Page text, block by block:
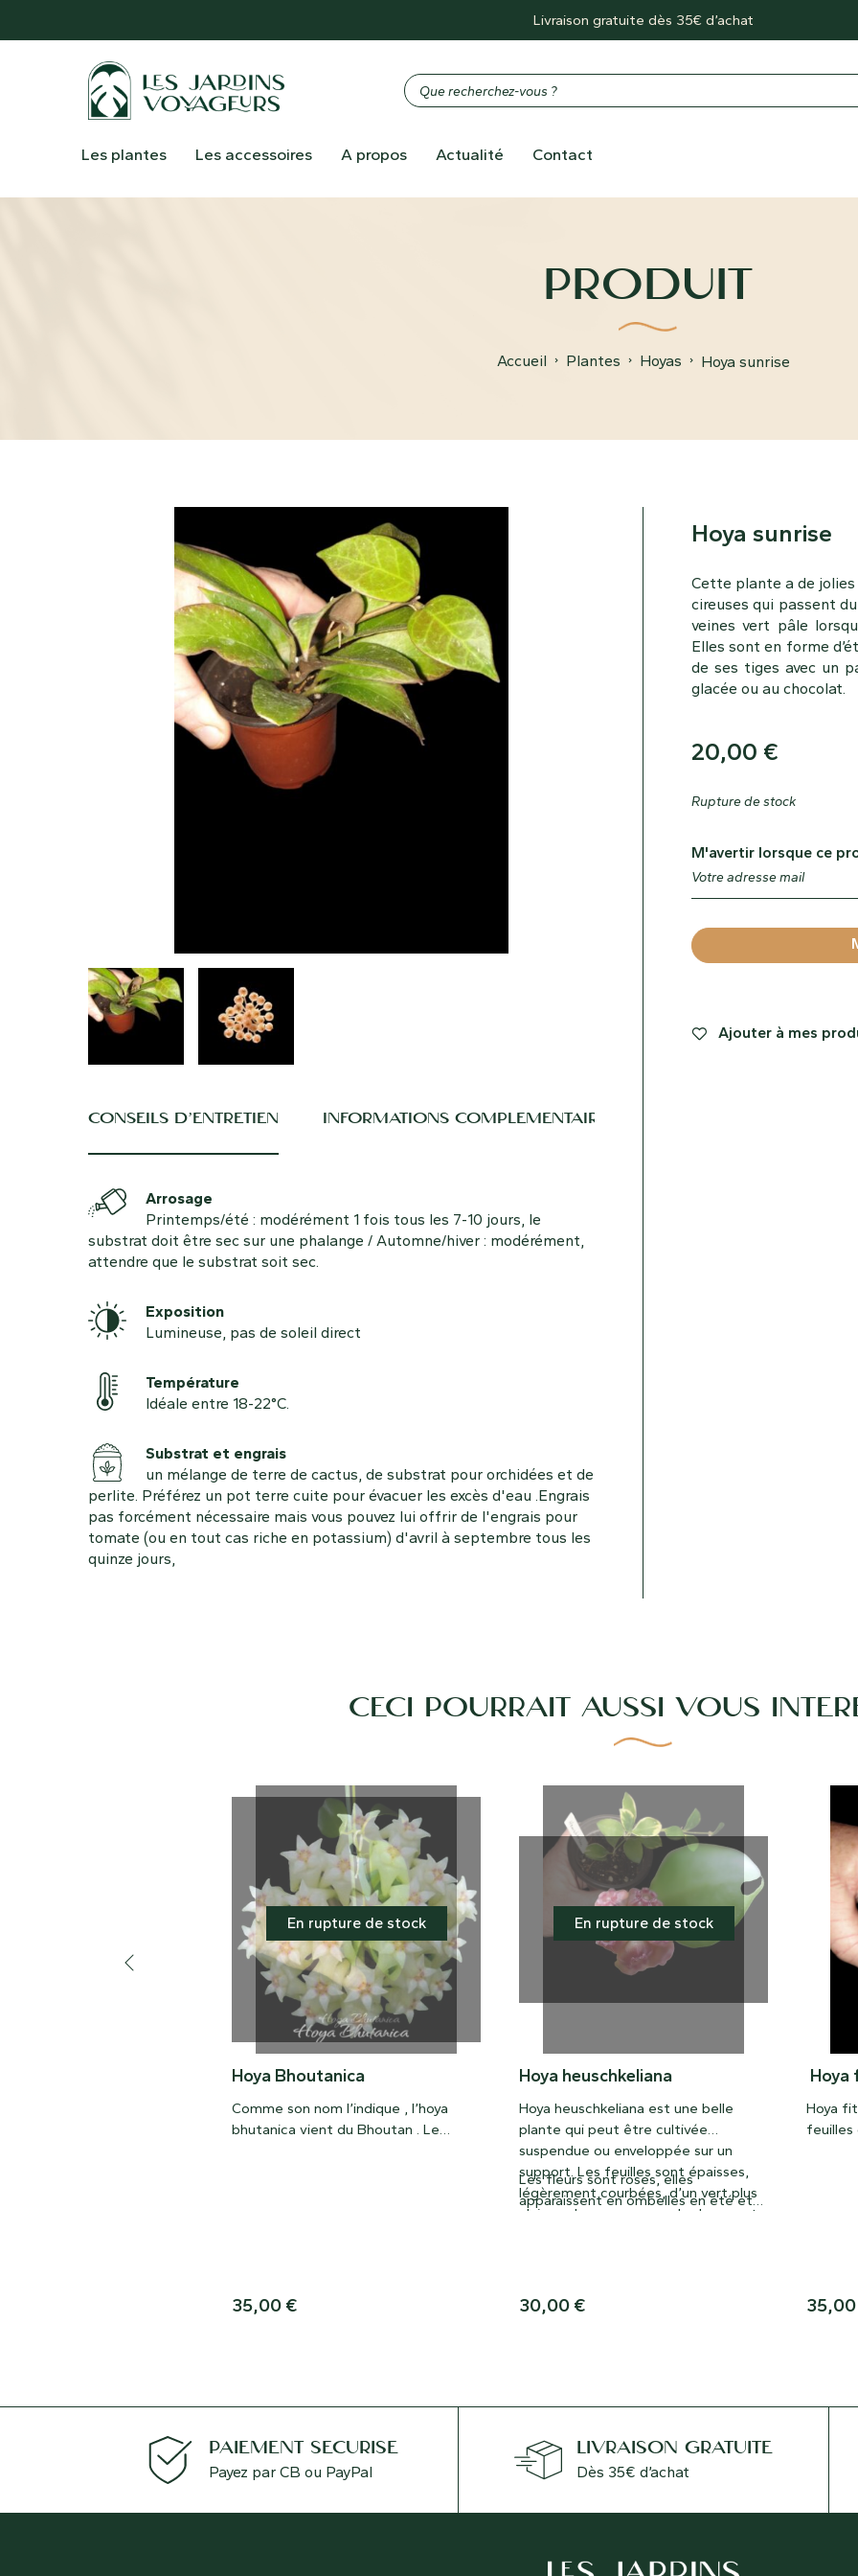
Livraison gratuite dès 35€ d’achat
Les plantes Les accessoires A propos Actualité Contact
PRODUIT
Accueil Plantes Hoyas Hoya sunrise
CONSEILS D’ENTRETIEN INFORMATIONS COMPLÉMENTAIRES
Arrosage
Printemps/été : modérément 1 fois tous les 7-10 jours, le
substrat doit être sec sur une phalange / Automne/hiver : modérément,
attendre que le substrat soit sec.
Exposition
Lumineuse, pas de soleil direct
Température
Idéale entre 18-22°C.
Substrat et engrais
un mélange de terre de cactus, de substrat pour orchidées et de
perlite. Préférez un pot terre cuite pour évacuer les excès d'eau .Engrais
pas forcément nécessaire mais vous pouvez lui offrir de l'engrais pour
tomate (ou en tout cas riche en potassium) d'avril à septembre tous les
quinze jours,
Hoya sunrise
Cette plante a de
cireuses qui passent
veines vert pâle
Elles sont en forme
de ses tiges avec un
glacée ou au chocolat.
20,00 €
Rupture de stock
M'avertir lorsque ce
Ajouter à mes
CECI POURRAIT AUSSI VOUS
En rupture de stock
Hoya Bhoutanica
Comme son nom l’indique , l’hoya
bhutanica vient du Bhoutan . Le
pointe. Les fleurs sont de petites
tailles, blanches avec le cœur rose à
35,00 €
En rupture de stock
Hoya heuschkeliana
Hoya heuschkeliana est une belle
plante qui peut être cultivée
suspendue ou enveloppée sur un
support. Les feuilles sont épaisses,
légèrement courbées, d’un vert plus
clair en dessous que sur le dessus et
Les fleurs sont roses, elles
apparaissent en ombelles en été et
30,00 €
Hoya
Hoya
feuilles
35,00
PAIEMENT SÉCURISÉ
Payez par CB ou PayPal
LIVRAISON GRATUITE
Dès 35€ d’achat